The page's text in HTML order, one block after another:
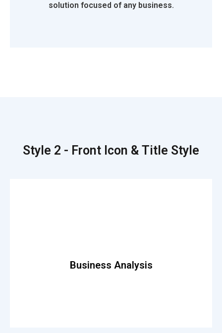
solution focused of any business.
Style 2 - Front Icon & Title Style
Business Analysis
Fusce luctus odio ac nibh luctus, in porttitor